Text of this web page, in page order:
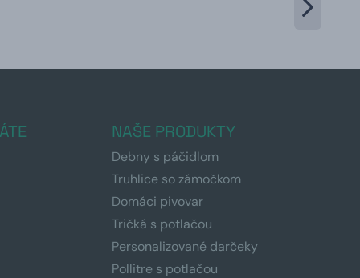
NAŠE PRODUKTY
Debny s páčidlom
Truhlice so zámočkom
Domáci pivovar
Tričká s potlačou
Personalizované darčeky
Pollitre s potlačou